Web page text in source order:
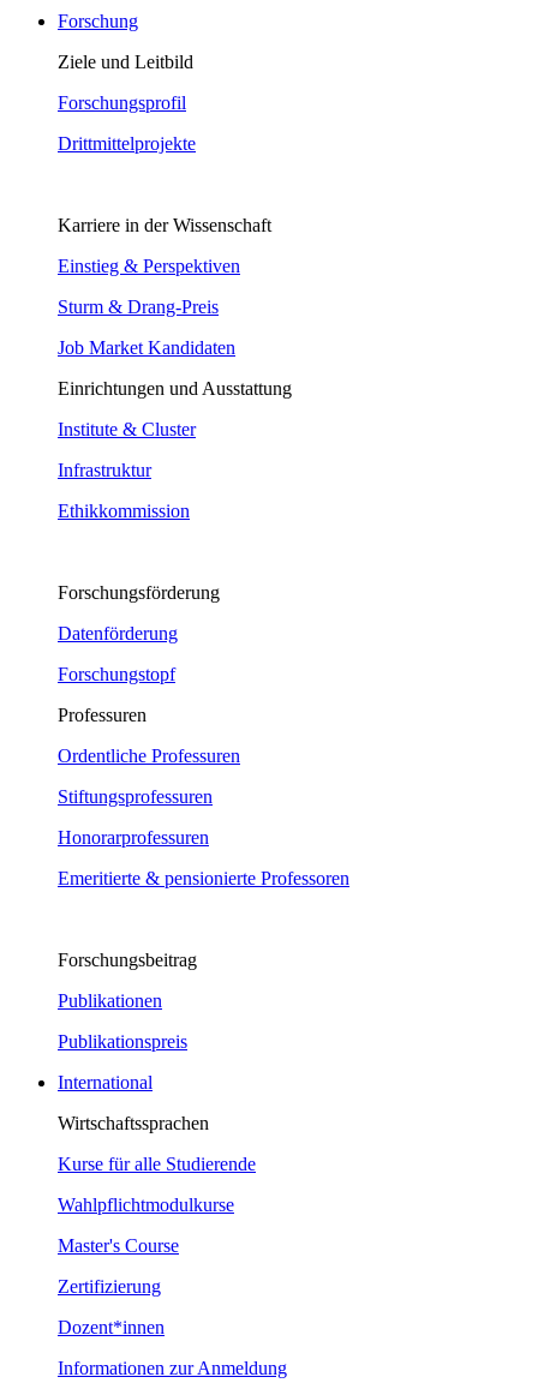
Forschung
Ziele und Leitbild
Forschungsprofil
Drittmittelprojekte
Karriere in der Wissenschaft
Einstieg & Perspektiven
Sturm & Drang-Preis
Job Market Kandidaten
Einrichtungen und Ausstattung
Institute & Cluster
Infrastruktur
Ethikkommission
Forschungsförderung
Datenförderung
Forschungstopf
Professuren
Ordentliche Professuren
Stiftungsprofessuren
Honorarprofessuren
Emeritierte & pensionierte Professoren
Forschungsbeitrag
Publikationen
Publikationspreis
International
Wirtschaftssprachen
Kurse für alle Studierende
Wahlpflichtmodulkurse
Master's Course
Zertifizierung
Dozent*innen
Informationen zur Anmeldung